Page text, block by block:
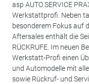
asp AUTO SERVICE
Werkstattprofi. Neben
besonderem Fokus auf
Aftersales enthält die
RÜCKRUFE. Im neuen
Werkstatt-Profi einen
und Automodelle mit
sowie Rückruf- und